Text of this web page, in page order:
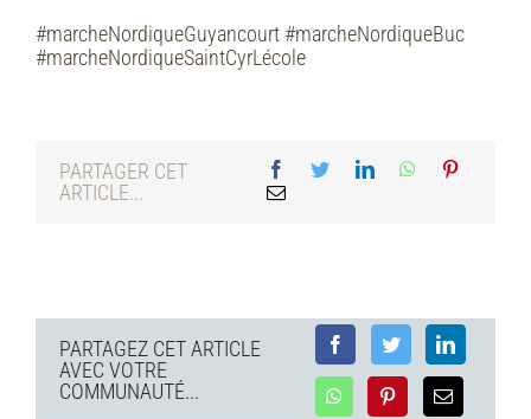
#marcheNordiqueGuyancourt #marcheNordiqueBuc
#marcheNordiqueSaintCyrLécole
PARTAGER CET
ARTICLE...
PARTAGEZ CET ARTICLE
AVEC VOTRE
COMMUNAUTÉ...